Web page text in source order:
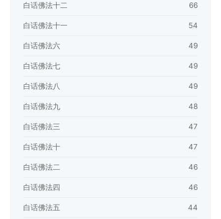
白话佛法十二 66
白话佛法十一 54
白话佛法六 49
白话佛法七 49
白话佛法八 49
白话佛法九 48
白话佛法三 47
白话佛法十 47
白话佛法二 46
白话佛法四 46
白话佛法五 44